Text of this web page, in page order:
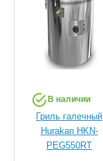
В наличии
Гриль галечный
Hurakan HKN-
PEG550RT